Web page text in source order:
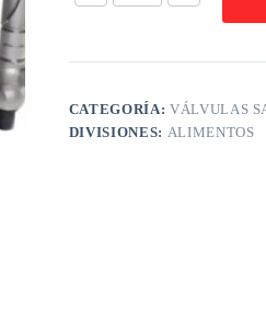
CATEGORÍA: VÁLVULAS
DIVISIONES: ALIMENTOS